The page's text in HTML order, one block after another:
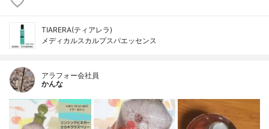
TIARERA(ティアレラ)
メディカルスカルプスパエッセンス
アラフォー会社員
かんな